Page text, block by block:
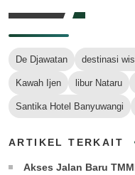
De Djawatan destinasi
Kawah Ijen libur Nataru
Santika Hotel Banyuwangi
ARTIKEL TERKAIT
Akses Jalan Baru